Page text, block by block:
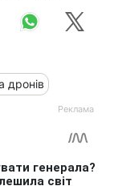
дронів